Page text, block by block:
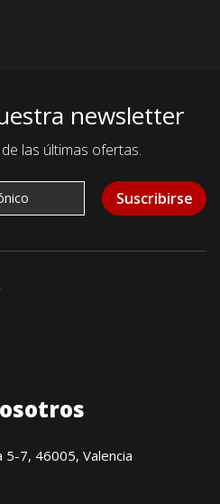
newsletter
las últimas ofertas.
Suscribirse
5-7, 46005, Valencia